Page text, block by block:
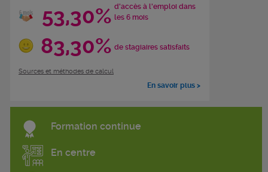
53,30% d'accès à l'emploi dans
les 6 mois
83,30% de stagiaires satisfaits
Sources et méthodes de calcul
En savoir plus >
Formation continue
En centre